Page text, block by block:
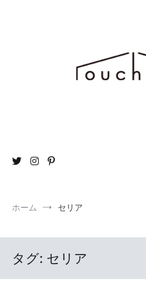
ホーム セリア
タグ: セリア